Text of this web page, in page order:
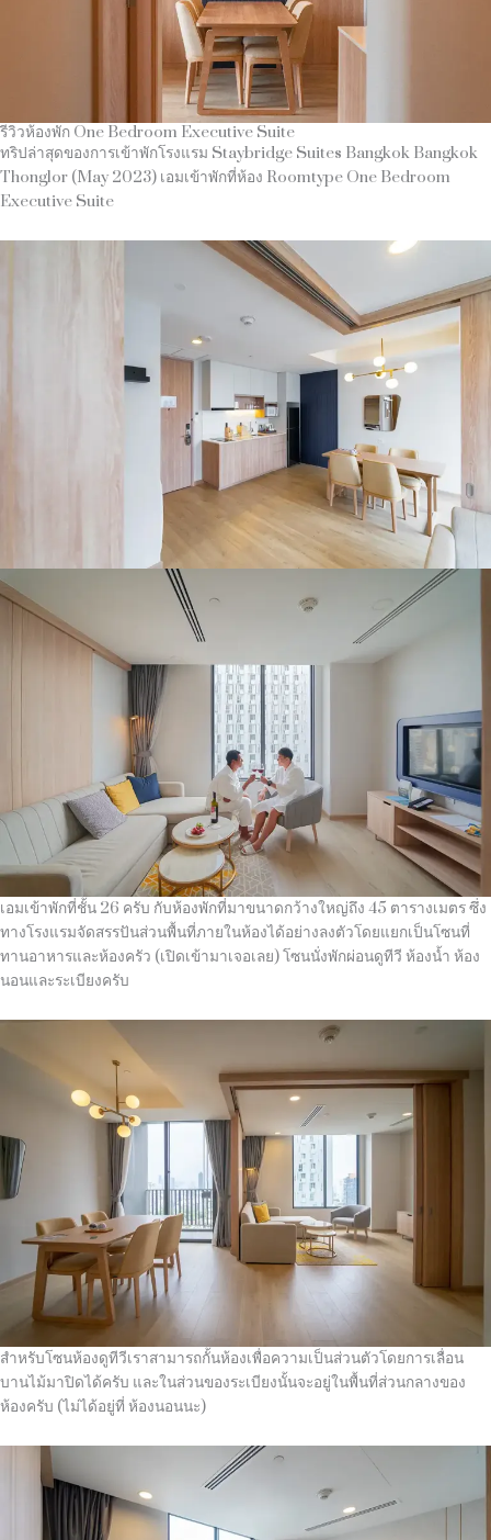
รีวิวห้องพัก One Bedroom Executive Suite
ทริปล่าสุดของการเข้าพักโรงแรม Staybridge Suites Bangkok Bangkok
Thonglor (May 2023) เอมเข้าพักที่ห้อง Roomtype One Bedroom
Executive Suite
เอมเข้าพักที่ชั้น 26 ครับ กับห้องพักที่มาขนาดกว้างใหญ่ถึง 45 ตารางเมตร ซึ่ง
ทางโรงแรมจัดสรรปันส่วนพื้นที่ภายในห้องได้อย่างลงตัวโดยแยกเป็นโซนที่
ทานอาหารและห้องครัว (เปิดเข้ามาเจอเลย) โซนนั่งพักผ่อนดูทีวี ห้องน้ำ ห้อง
นอนและระเบียงครับ
สำหรับโซนห้องดูทีวีเราสามารถกั้นห้องเพื่อความเป็นส่วนตัวโดยการเลื่อน
บานไม้มาปิดได้ครับ และในส่วนของระเบียงนั้นจะอยู่ในพื้นที่ส่วนกลางของ
ห้องครับ (ไม่ได้อยู่ที่ ห้องนอนนะ)